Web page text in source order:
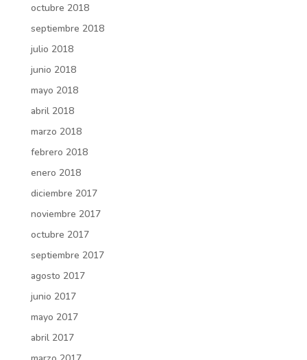
octubre 2018
septiembre 2018
julio 2018
junio 2018
mayo 2018
abril 2018
marzo 2018
febrero 2018
enero 2018
diciembre 2017
noviembre 2017
octubre 2017
septiembre 2017
agosto 2017
junio 2017
mayo 2017
abril 2017